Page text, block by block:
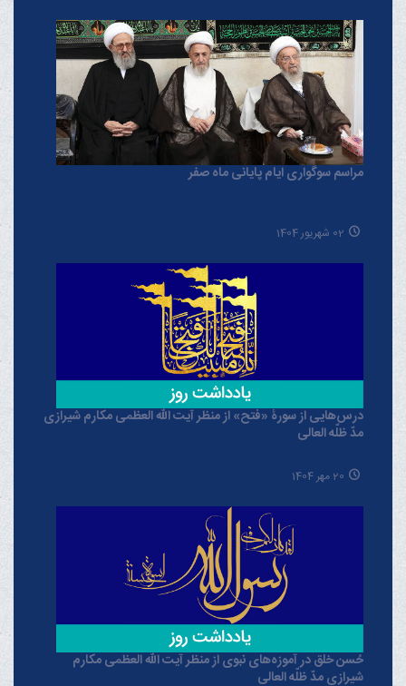
مراسم سوگواری ایام پایانی ماه صفر
02 شهریور 1404
درس‌هایی از سورۀ «فتح» از منظر آیت الله العظمی مکارم شیرازی
مدّ ظلّه العالی
20 مهر 1404
حُسن خلق در آموزه‌های نبوی از منظر آیت الله العظمی مکارم
شیرازی مدّ ظلّه العالی